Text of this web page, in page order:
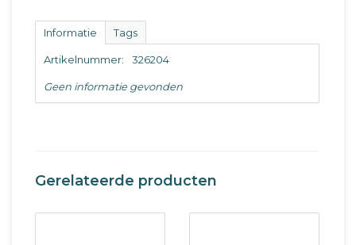
Informatie Tags
Artikelnummer: 326204
Geen informatie gevonden
Gerelateerde producten